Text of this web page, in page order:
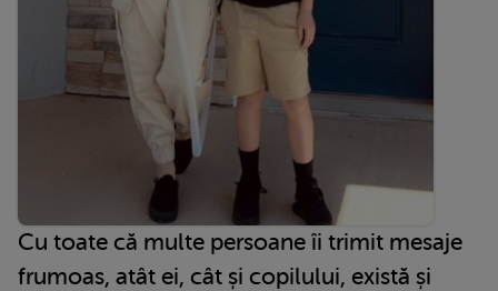
Cu toate că multe persoane îi trimit mesaje
frumoas, atât ei, cât și copilului, există și